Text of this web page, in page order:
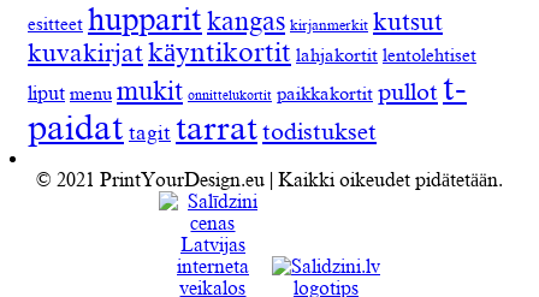
esitteet hupparit kangas kirjanmerkit kutsut
kuvakirjatkäyntikortit lahjakortit lentolehtiset
liput menu mukit onnittelukortit paikkakortit pullott-
paidat tagit tarrattodistukset
© 2021 PrintYourDesign.eu | Kaikki oikeudet pidätetään.